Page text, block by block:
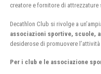
creatore e fornitore di
Decathlon Club si rivolge a
associazioni sportive, scuole,
desiderose di promuovere
Per i club e le associazione